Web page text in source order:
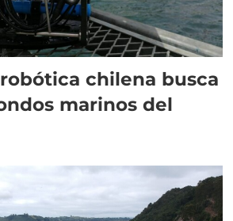
chilena busca
marinos del